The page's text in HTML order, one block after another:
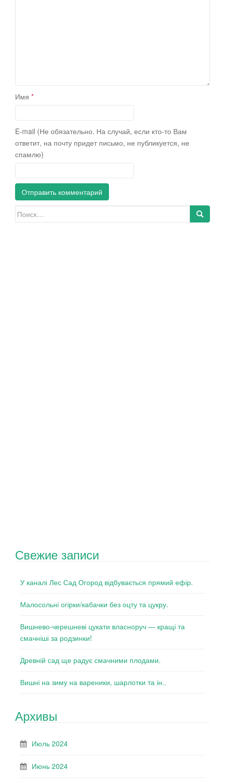
Имя *
E-mail (Не обязательно. На случай, если кто-то Вам
ответит, на почту придет письмо, не публикуется, не
спамлю)
Искать:
Свежие записи
У каналі Лес Сад Огород відбувається прямий ефір.
Малосольні огірки/кабачки без оцту та цукру.
Вишнево-черешневі цукати власноруч — кращі та
смачніші за родзинки!
Древній сад ще радує смачними плодами.
Вишні на зиму на вареники, шарлотки та ін..
Архивы
Июль 2024
Июнь 2024